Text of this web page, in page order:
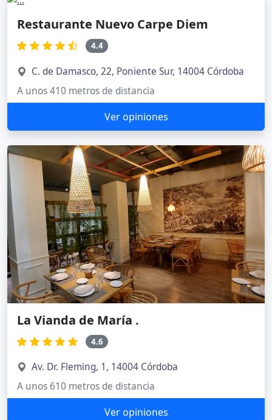
Restaurante Nuevo Carpe Diem
4.4
C. de Damasco, 22, Poniente Sur, 14004 Córdoba
A unos 410 metros de distancia
Ver opiniones
La Vianda de María .
4.6
Av. Dr. Fleming, 1, 14004 Córdoba
A unos 610 metros de distancia
Ver opiniones